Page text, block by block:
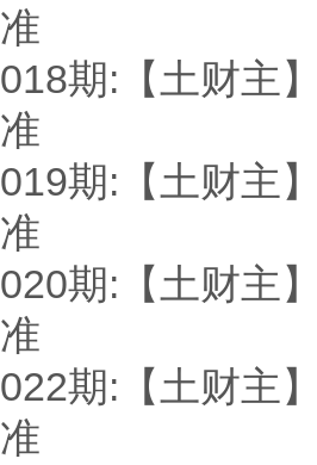
准
018期:【土财主
准
019期:【土财主
准
020期:【土财主
准
022期:【土财主
准